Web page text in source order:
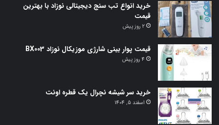
خرید انواع تب سنج دیجیتالی نوزاد با بهترین
قیمت
2 روز پیش
قیمت پوار بینی شارژی موزیکال نوزاد BX003
4 روز پیش
خرید سر شیشه نچرال یک قطره اونت
اسفند 5, 1404